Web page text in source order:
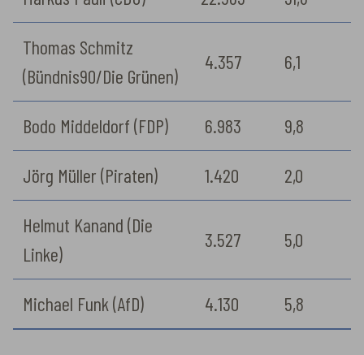
Thomas Schmitz
(Bündnis90/Die Grünen)
4.357 6,1
Bodo Middeldorf (FDP) 6.983 9,8
Jörg Müller (Piraten) 1.420 2,0
Helmut Kanand (Die
Linke)
3.527 5,0
Michael Funk (AfD) 4.130 5,8